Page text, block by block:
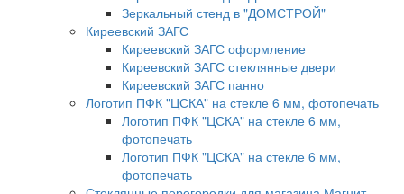
Зеркальный стенд в "ДОМСТРОЙ"
Киреевский ЗАГС
Киреевский ЗАГС оформление
Киреевский ЗАГС стеклянные двери
Киреевский ЗАГС панно
Логотип ПФК "ЦСКА" на стекле 6 мм, фотопечать
Логотип ПФК "ЦСКА" на стекле 6 мм,
фотопечать
Логотип ПФК "ЦСКА" на стекле 6 мм,
фотопечать